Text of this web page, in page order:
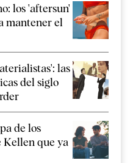
los 'aftersun'
mantener el
las
del siglo
de los
Kellen que ya